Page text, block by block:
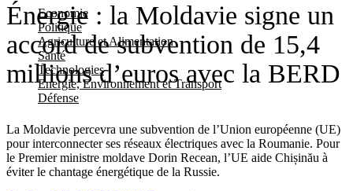
Economie
Politique
Agriculture et Alimentation
Santé
Technologies
Energie, Environnement et Transport
Défense
Énergie : la Moldavie signe un
accord de subvention de 15,4
millions d’euros avec la BERD
La Moldavie percevra une subvention de l’Union européenne (UE)
pour interconnecter ses réseaux électriques avec la Roumanie. Pour
le Premier ministre moldave Dorin Recean, l’UE aide Chișinău à
éviter le chantage énergétique de la Russie.